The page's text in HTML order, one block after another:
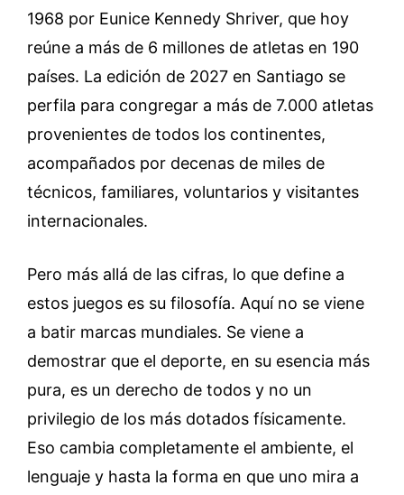
1968 por Eunice Kennedy Shriver, que hoy
reúne a más de 6 millones de atletas en 190
países. La edición de 2027 en Santiago se
perfila para congregar a más de 7.000 atletas
provenientes de todos los continentes,
acompañados por decenas de miles de
técnicos, familiares, voluntarios y visitantes
internacionales.
Pero más allá de las cifras, lo que define a
estos juegos es su filosofía. Aquí no se viene
a batir marcas mundiales. Se viene a
demostrar que el deporte, en su esencia más
pura, es un derecho de todos y no un
privilegio de los más dotados físicamente.
Eso cambia completamente el ambiente, el
lenguaje y hasta la forma en que uno mira a